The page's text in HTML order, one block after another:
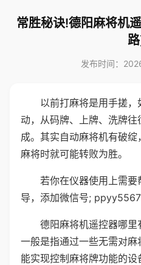
常胜秘诀!德阳麻将机
发布时间：
以前打麻将是用手搓
动，从码牌、上牌、洗牌
成。其实自动麻将机有破
麻将时就可能转败为胜。
若你在仪器使用上需
导，添加微信号;
德阳麻将机遥控器哪
一般是指通过一些无需对
能实现控制麻将牌功能的设